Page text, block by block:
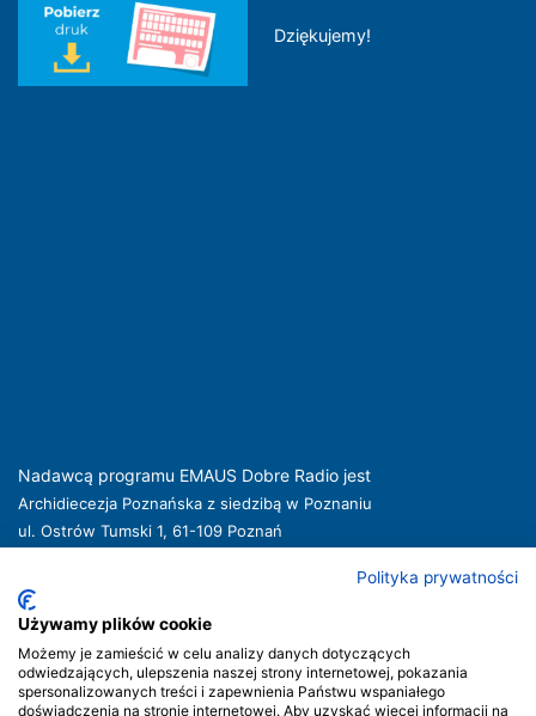
Dziękujemy!
Nadawcą programu EMAUS Dobre Radio jest
Archidiecezja Poznańska z siedzibą w Poznaniu
ul. Ostrów Tumski 1, 61-109 Poznań
Nadawca oferuje usługi medialne obejmujące rozpowszechnianie programu
radiowego pod nazwą EMAUS Dobre Radio oraz prowadzenie portalu
internetową Nadawcy.
Nadawca podlega jurysdykcji polskiej. Organem właściwym w sprawach
Polityka prywatności
Używamy plików cookie
Możemy je zamieścić w celu analizy danych dotyczących
odwiedzających, ulepszenia naszej strony internetowej, pokazania
spersonalizowanych treści i zapewnienia Państwu wspaniałego
doświadczenia na stronie internetowej. Aby uzyskać więcej informacji na